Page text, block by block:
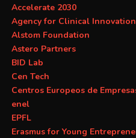
Accelerate 2030
Agency for Clinical Innovation
Alstom Foundation
Astero Partners
BID Lab
Cen Tech
Centros Europeos de
enel
EPFL
Erasmus for Young